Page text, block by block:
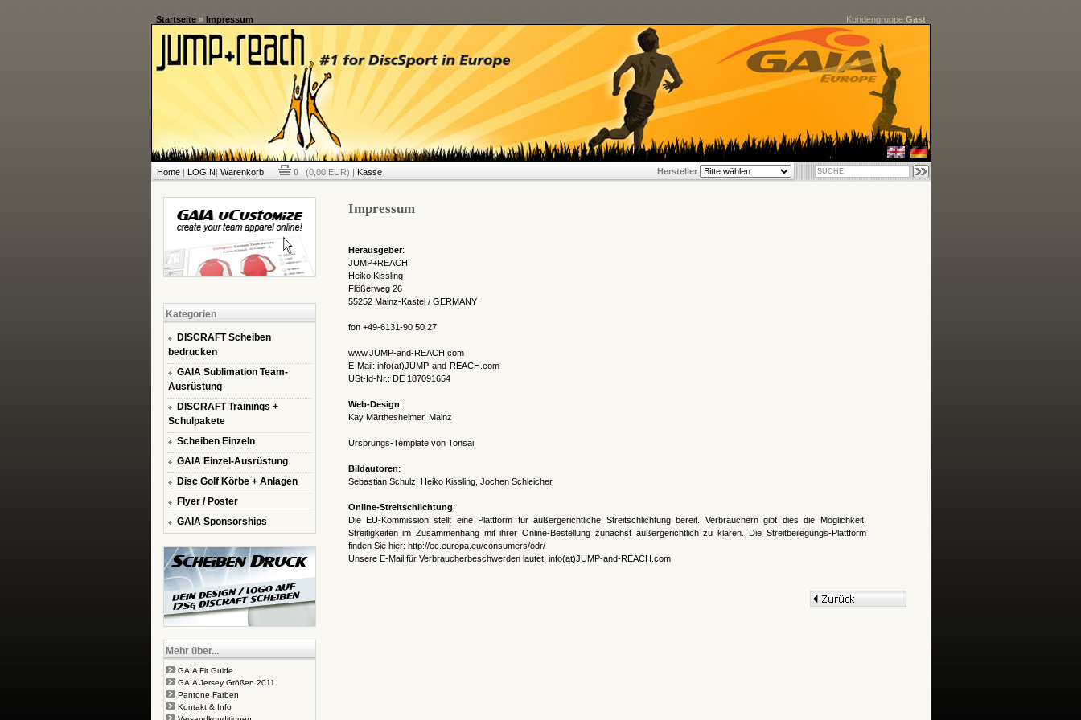
Startseite» Impressum Kundengruppe:Gast
Home| LOGIN| Warenkorb 0 (0,00 EUR) | Kasse Hersteller
Kategorien
DISCRAFT Scheiben
bedrucken
GAIA Sublimation Team-
Ausrüstung
DISCRAFT Trainings +
Schulpakete
Scheiben Einzeln
GAIA Einzel-Ausrüstung
Disc Golf Körbe + Anlagen
Flyer / Poster
GAIA Sponsorships
Mehr über...
GAIA Fit Guide
GAIA Jersey Größen 2011
Pantone Farben
Kontakt & Info
Impressum
Herausgeber:
JUMP+REACH
Heiko Kissling
Flößerweg 26
55252 Mainz-Kastel / GERMANY
fon +49-6131-90 50 27
www.JUMP-and-REACH.com
E-Mail: info(at)JUMP-and-REACH.com
USt-Id-Nr.: DE 187091654
Web-Design:
Kay Märthesheimer, Mainz
Ursprungs-Template von Tonsai
Bildautoren:
Sebastian Schulz, Heiko Kissling, Jochen Schleicher
Online-Streitschlichtung:
Die EU-Kommission stellt eine Plattform für außergerichtliche Streitschlichtung bereit. Verbrauchern gibt dies die Möglichkeit,
Streitigkeiten im Zusammenhang mit ihrer Online-Bestellung zunächst außergerichtlich zu klären. Die Streitbeilegungs-Plattform
finden Sie hier: http://ec.europa.eu/consumers/odr/
Unsere E-Mail für Verbraucherbeschwerden lautet: info(at)JUMP-and-REACH.com